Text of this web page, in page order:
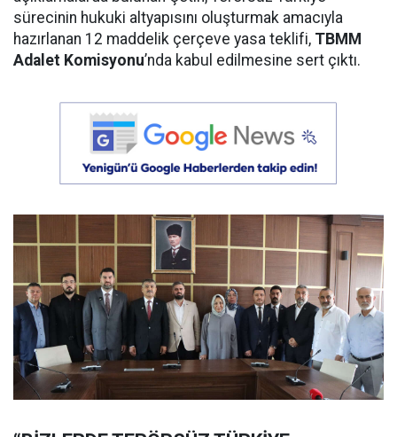
sürecinin hukuki altyapısını oluşturmak amacıyla
hazırlanan 12 maddelik çerçeve yasa teklifi, TBMM
Adalet Komisyonu’nda kabul edilmesine sert çıktı.